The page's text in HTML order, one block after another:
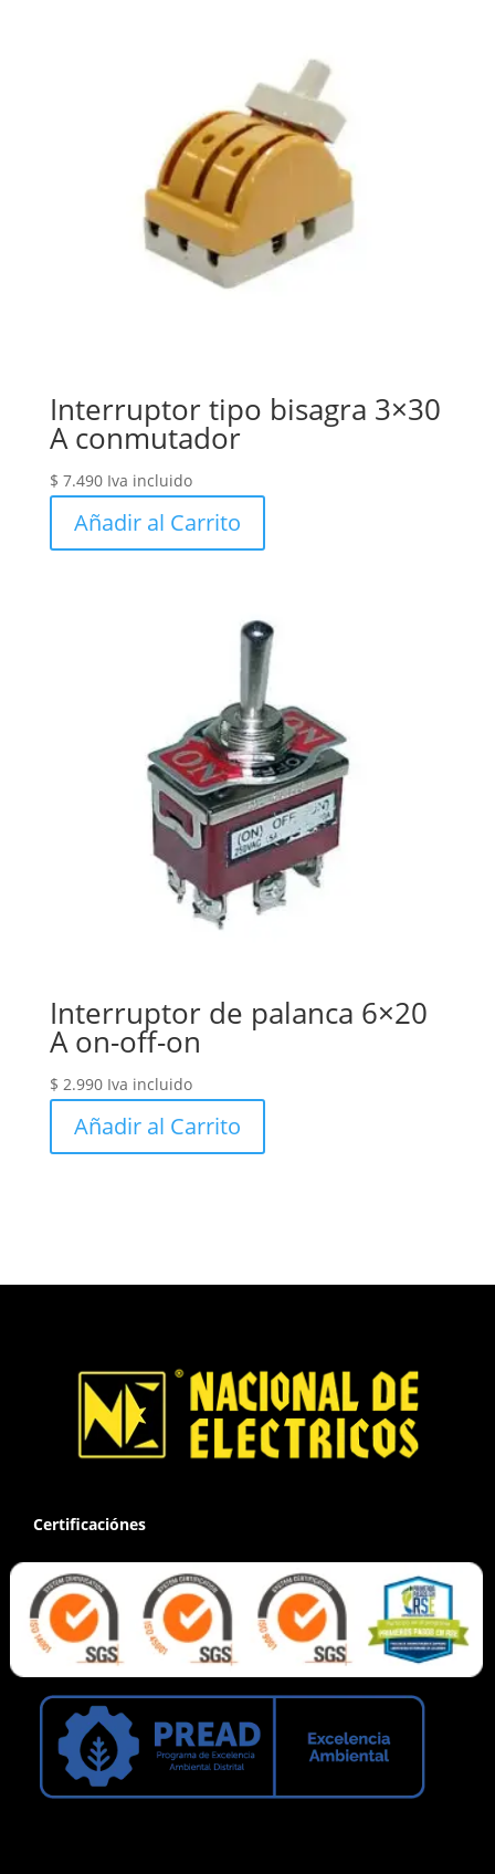
Interruptor tipo bisagra 3×30
A conmutador
$ 7.490 Iva incluido
Añadir al Carrito
Interruptor de palanca 6×20
A on-off-on
$ 2.990 Iva incluido
Añadir al Carrito
Certificaciónes